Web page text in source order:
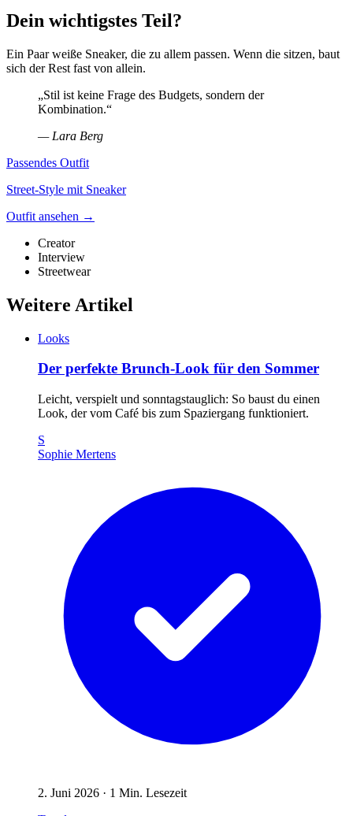
Dein wichtigstes Teil?
Ein Paar weiße Sneaker, die zu allem passen. Wenn die sitzen, baut
sich der Rest fast von allein.
„Stil ist keine Frage des Budgets, sondern der
Kombination.“
— Lara Berg
Passendes Outfit
Street-Style mit Sneaker
Outfit ansehen →
Creator
Interview
Streetwear
Weitere Artikel
Looks
Der perfekte Brunch-Look für den Sommer
Leicht, verspielt und sonntagstauglich: So baust du einen
Look, der vom Café bis zum Spaziergang funktioniert.
S
Sophie Mertens
2. Juni 2026 · 1 Min. Lesezeit